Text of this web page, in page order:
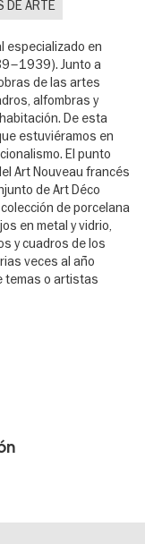
DE ARTE
especializado en
Junto a
de las artes
alfombras y
De esta
estuviéramos en
El punto
Art Nouveau francés
de Art Déco
de porcelana
en metal y vidrio,
y cuadros de los
veces al año
temas o artistas